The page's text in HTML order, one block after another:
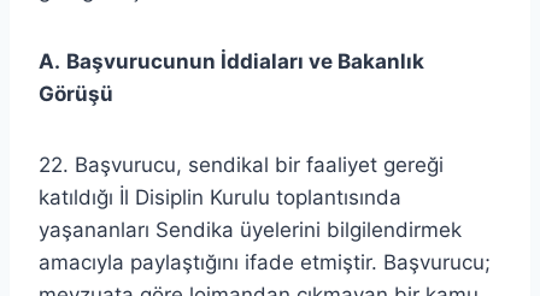
A. Başvurucunun İddiaları ve Bakanlık
Görüşü
22. Başvurucu, sendikal bir faaliyet gereği
katıldığı İl Disiplin Kurulu toplantısında
yaşananları Sendika üyelerini bilgilendirmek
amacıyla paylaştığını ifade etmiştir. Başvurucu;